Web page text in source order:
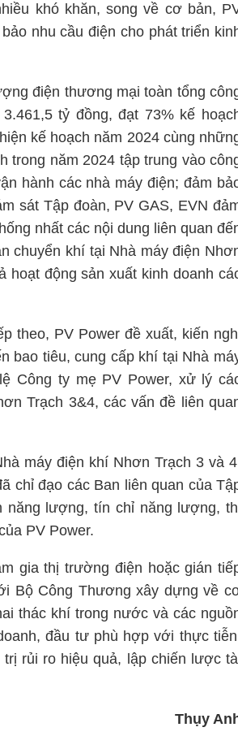
khó khăn, song về cơ bản,
nhu cầu điện cho phát triển
điện thương mại toàn tổng
tỷ đồng, đạt 73% kế
kế hoạch năm 2024 cùng
trong năm 2024 tập trung vào
hành các nhà máy điện; đảm
sát Tập đoàn, PV GAS, EVN
nhất các nội dung liên quan
chuyển khí tại Nhà máy điện
hoạt động sản xuất kinh doanh
theo, PV Power đề xuất, kiến
bao tiêu, cung cấp khí tại Nhà
Công ty mẹ PV Power, xử lý
Trạch 3&4, các vấn đề liên
máy điện khí Nhơn Trạch 3 và
chỉ đạo các Ban liên quan của
năng lượng, tín chỉ năng lượng,
PV Power.
gia thị trường điện hoặc gián
Bộ Công Thương xây dựng về
thác khí trong nước và các
đầu tư phù hợp với thực
rủi ro hiệu quả, lập chiến lược
Thụy